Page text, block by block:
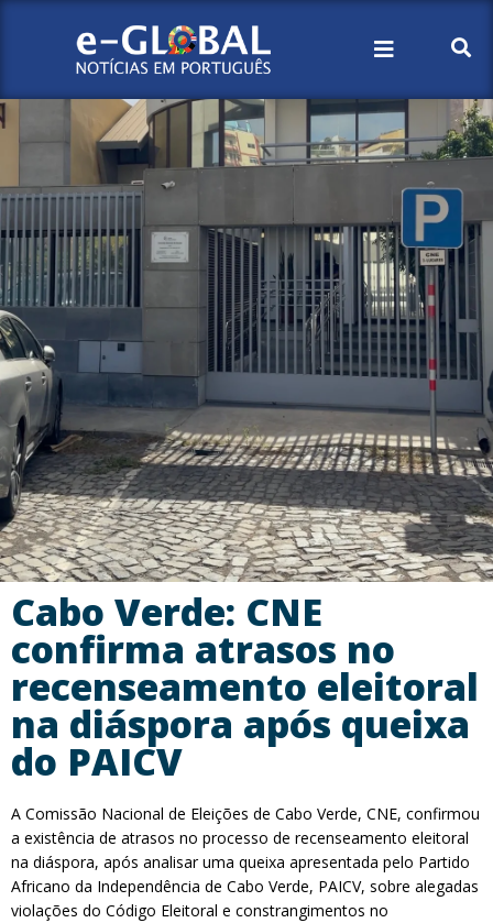
Cabo Verde: CNE
confirma atrasos no
recenseamento eleitoral
na diáspora após queixa
do PAICV
A Comissão Nacional de Eleições de Cabo Verde, CNE, confirmou
a existência de atrasos no processo de recenseamento eleitoral
na diáspora, após analisar uma queixa apresentada pelo Partido
Africano da Independência de Cabo Verde, PAICV, sobre alegadas
violações do Código Eleitoral e constrangimentos no